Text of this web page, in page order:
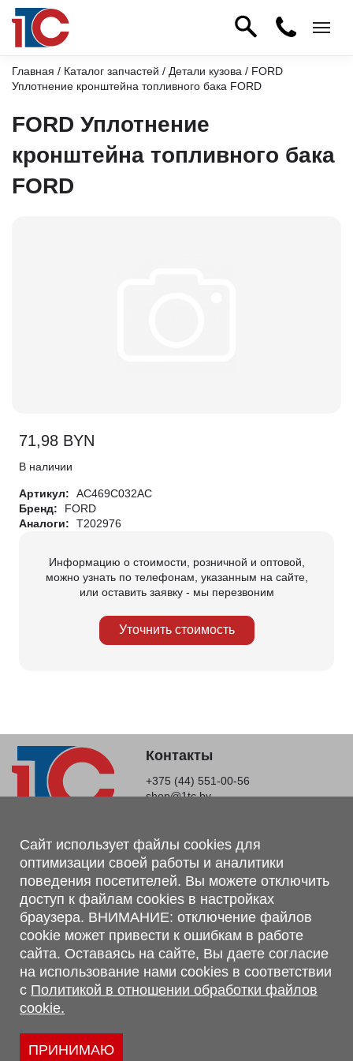
Главная / Каталог запчастей / Детали кузова / FORD
Уплотнение кронштейна топливного бака FORD
FORD Уплотнение
кронштейна топливного бака
FORD
71,98 BYN
В наличии
Артикул:
AC469C032AC
Бренд:
FORD
Аналоги:
T202976
Информацию о стоимости, розничной и оптовой,
можно узнать по телефонам, указанным на сайте,
или оставить заявку - мы перезвоним
Уточнить стоимость
Контакты
+375 (44) 551-00-56
shop@1tc.by
Магазин, склад
г. Минск, Минский р-н, п. Привольный, ул. Мира, 20А,
223062
г. Брест, ул. Лейтенанта Рябцева, 108 В, 224701
Обращаем Ваше внимание, что вся предоставленная на сайте
информация, касающаяся комплектаций, технических
характеристик, цветовых сочетаний, а также стоимости и
сервисного обслуживания носит информационный характер и
не является публичной офертой, определяемой п.2 ст.407
Гражданского кодекса Республики Беларусь.
Политика обработки персональных данных
Политикой в отношении обработки файлов cookie.
Сайт использует файлы cookies для
оптимизации своей работы и аналитики
поведения посетителей. Вы можете отключить
доступ к файлам cookies в настройках
браузера. ВНИМАНИЕ: отключение файлов
cookie может привести к ошибкам в работе
сайта. Оставаясь на сайте, Вы даете согласие
на использование нами cookies в соответствии
с Политикой в отношении обработки файлов
cookie.
ПРИНИМАЮ